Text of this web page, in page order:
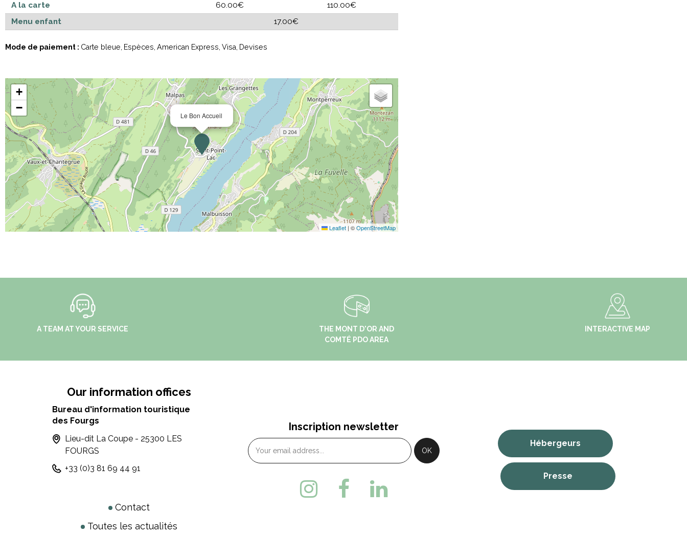
A la carte 60.00€
110.00€
Menu enfant
17.00€
Mode de paiement : Carte bleue Espèces American Express Visa Devises
Le Bon Accueil
+
−
Leaflet| ©OpenStreetMap
A TEAM AT YOUR SERVICE
THE MONT D'OR AND
COMTÉ PDO AREA
INTERACTIVE MAP
Our information offices
Bureau d'information touristique
des Fourgs
Lieu-dit La Coupe - 25300 LES
FOURGS
+33 (0)3 81 69 44 91
Contact
Toutes les actualités
Inscription newsletter
Hébergeurs
Presse